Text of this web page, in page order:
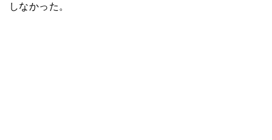
しなかった。